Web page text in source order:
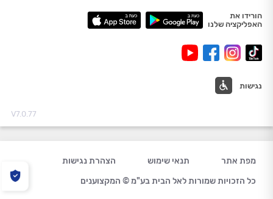
הורידו את
האפליקציה שלנו
נגישות
V7.0.77
מפת אתר תנאי שימוש
הצהרת נגישות
כל הזכויות שמורות לאל הבית בע"מ © המקצוענים